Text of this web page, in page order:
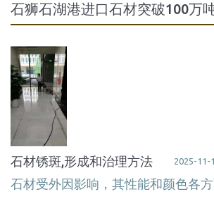
石狮石湖港进口石材突破100万
石材锈斑,形成和治理方法 2025-11-
石材受外因影响，其性能和颜色各